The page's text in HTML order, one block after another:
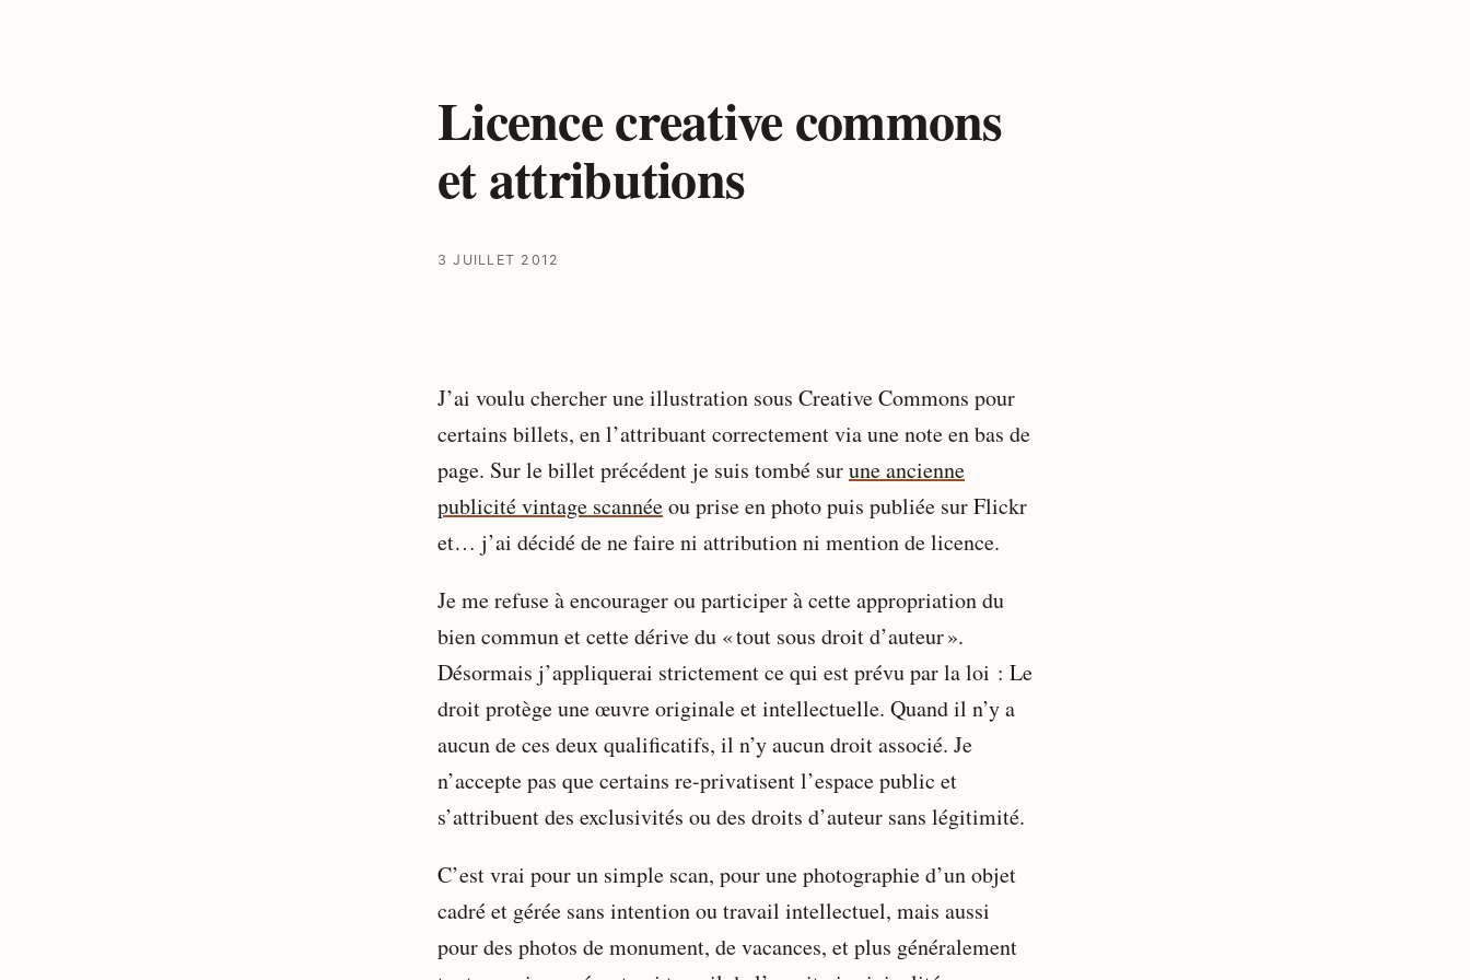
Licence creative commons
et attributions
3 JUILLET 2012
J’ai voulu chercher une illustration sous Creative Commons pour
certains billets, en l’attribuant correctement via une note en bas de
page. Sur le billet précédent je suis tombé surune ancienne
publicité vintage scannéeou prise en photo puis publiée sur Flickr
et… j’ai décidé de ne faire ni attribution ni mention de licence.
Je me refuse à encourager ou participer à cette appropriation du
bien commun et cette dérive du « tout sous droit d’auteur ».
Désormais j’appliquerai strictement ce qui est prévu par la loi : Le
droit protège une œuvre originale et intellectuelle. Quand il n’y a
aucun de ces deux qualificatifs, il n’y aucun droit associé. Je
n’accepte pas que certains re-privatisent l’espace public et
s’attribuent des exclusivités ou des droits d’auteur sans légitimité.
C’est vrai pour un simple scan, pour une photographie d’un objet
cadré et gérée sans intention ou travail intellectuel, mais aussi
pour des photos de monument, de vacances, et plus généralement